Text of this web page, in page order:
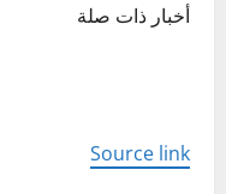
أخبار ذات صلة
Source link